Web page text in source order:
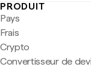
PRODUIT
Pays
Frais
Crypto
Convertisseur de